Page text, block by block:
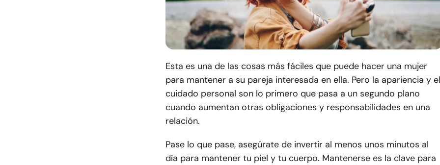
Esta es una de las cosas más fáciles que puede hacer una mujer
para mantener a su pareja interesada en ella. Pero la apariencia y el
cuidado personal son lo primero que pasa a un segundo plano
cuando aumentan otras obligaciones y responsabilidades en una
relación.
Pase lo que pase, asegúrate de invertir al menos unos minutos al
día para mantener tu piel y tu cuerpo. Mantenerse es la clave para